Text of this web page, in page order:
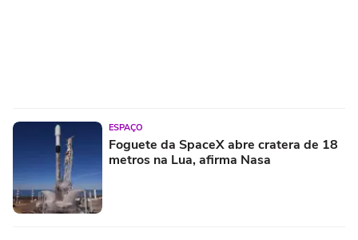
ESPAÇO
Foguete da SpaceX abre cratera de 18
metros na Lua, afirma Nasa